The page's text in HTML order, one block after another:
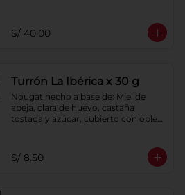
con café.
S/ 40.00
Turrón La Ibérica x 30 g
Nougat hecho a base de: Miel de
abeja, clara de huevo, castaña
tostada y azúcar, cubierto con oblea
S/ 8.50